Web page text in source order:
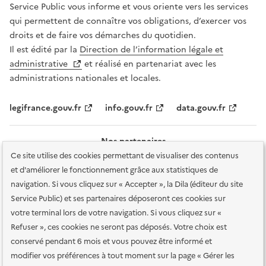
Ce site utilise des cookies permettant de visualiser des contenus
et d'améliorer le fonctionnement grâce aux statistiques de
navigation. Si vous cliquez sur « Accepter », la Dila (éditeur du site
Service Public) et ses partenaires déposeront ces cookies sur
votre terminal lors de votre navigation. Si vous cliquez sur «
Refuser », ces cookies ne seront pas déposés. Votre choix est
conservé pendant 6 mois et vous pouvez être informé et
modifier vos préférences à tout moment sur la page « Gérer les
Service Public vous informe et vous oriente vers les services
qui permettent de connaître vos obligations, d’exercer vos
droits et de faire vos démarches du quotidien.
Il est édité par la Direction de l’information légale et
administrative
et réalisé en partenariat avec les
administrations nationales et locales.
legifrance.gouv.fr info.gouv.fr data.gouv.fr
Nos partenaires
Plan du site Accessibilité : totalement conforme
Accessibilité des
services en ligne Mentions légales Données personnelles et sécurité
Conditions générales d'utilisation Gestion des cookies